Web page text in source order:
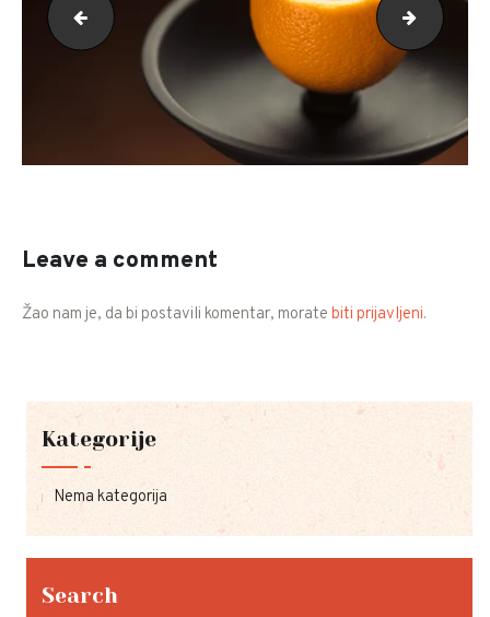
slide_3 gallery-2
Leave a comment
Žao nam je, da bi postavili komentar, morate biti prijavljeni.
Kategorije
Nema kategorija
Search